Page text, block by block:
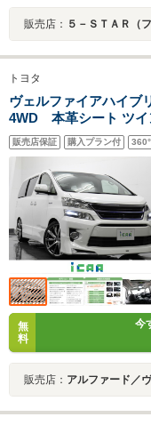
販売店： ５－ＳＴＡＲ（
トヨタ
ヴェルファイアハイ
4WD 本革シート ツイ
レミアムサウンドシス
ター パワーバックドア
タエアロ スポーツマ
20AW
販売店保証 購入プラン付
無
料
今
販売店： アルファード／